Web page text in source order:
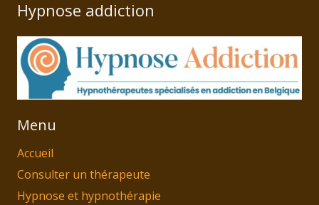
Hypnose addiction
Menu
Accueil
Consulter un thérapeute
Hypnose et hypnothérapie